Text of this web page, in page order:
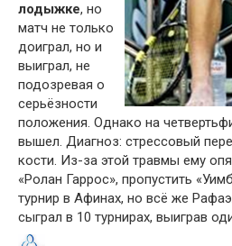
лодыжке, но
матч не только
доиграл, но и
выиграл, не
подозревая о
серьёзности
положения. Однако на
вышел. Диагноз: стрессовый
кости. Из-за этой травмы ему
«Ролан Гаррос», пропустить
турнир в Афинах, но всё же
сыграл в 10 турнирах, выиграв